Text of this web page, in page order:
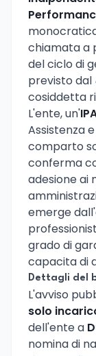
chiamata a
del ciclo di
previsto dal
cosiddetta
L'ente, un'
Assistenza
comparto
conferma
adesione ai
emerge
grado di
capacita di
Dettagli del
L'avviso
solo
dell'ente a
nomina di